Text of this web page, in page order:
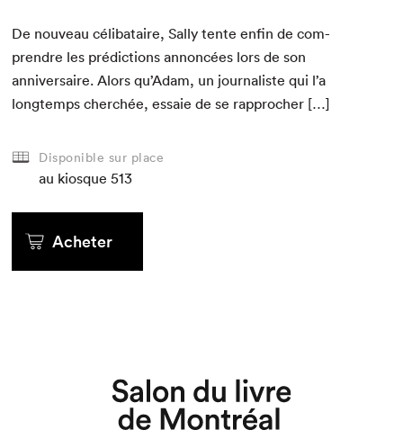
Que cherchez-vous?
De nou­veau céli­bataire, Sal­ly tente enfin de com­
pren­dre les pré­dic­tions annon­cées lors de son
anniver­saire. Alors qu’Adam, un jour­nal­iste qui l’a
longtemps cher­chée, essaie de se rapprocher […]
Disponible sur place
au kiosque 513
Acheter